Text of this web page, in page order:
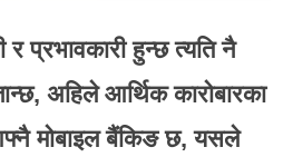
प्रभावकारी हुन्छ त्यति नै
अहिले आर्थिक कारोबारका
मोबाइल बैंकिङ छ, यसले